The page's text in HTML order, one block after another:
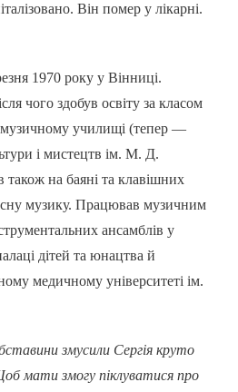
Він помер у лікарні.
1970 року у Вінниці.
чого здобув освіту за класом
музичному училищі (тепер —
і мистецтв ім. М. Д.
на баяні та клавішних
музику. Працював музичним
ансамблів у
дітей та юнацтва й
медичному університеті ім.
змусили Сергія круто
мати змогу піклуватися про